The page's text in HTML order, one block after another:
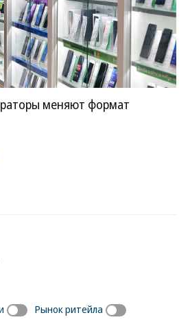
меняют формат
Рынок ритейла